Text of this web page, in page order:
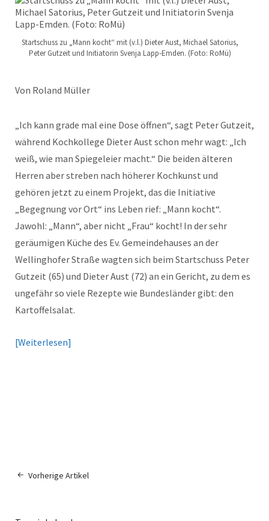
Startschuss zu „Mann kocht“ mit (v.l.) Dieter Aust, Michael Satorius,
Peter Gutzeit und Initiatorin Svenja Lapp-Emden. (Foto: RoMü)
Von Roland Müller
„Ich kann grade mal eine Dose öffnen“, sagt Peter Gutzeit,
während Kochkollege Dieter Aust schon mehr wagt: „Ich
weiß, wie man Spiegeleier macht.“ Die beiden älteren
Herren aber streben nach höherer Kochkunst und
gehören jetzt zu einem Projekt, das die Initiative
„Begegnung vor Ort“ ins Leben rief: „Mann kocht“.
Jawohl: „Mann“, aber nicht „Frau“ kocht! In der sehr
geräumigen Küche des Ev. Gemeindehauses an der
Wellinghofer Straße wagten sich beim Startschuss Peter
Gutzeit (65) und Dieter Aust (72) an ein Gericht, zu dem es
ungefähr so viele Rezepte wie Bundesländer gibt: den
Kartoffelsalat.
Weiterlesen
Vorherige Artikel